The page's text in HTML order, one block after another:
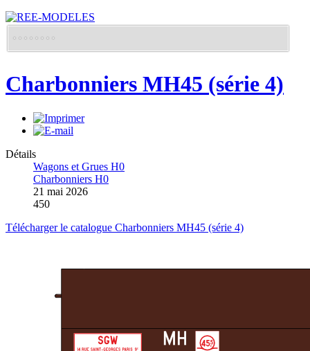
Charbonniers MH45 (série 4)
Détails
Wagons et Grues H0
Charbonniers H0
21 mai 2026
450
Télécharger le catalogue Charbonniers MH45 (série 4)